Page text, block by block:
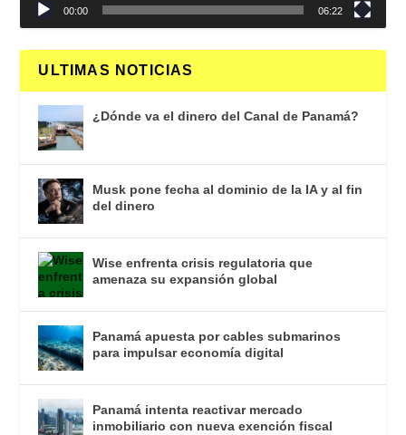
00:00 06:22
ULTIMAS NOTICIAS
¿Dónde va el dinero del Canal de Panamá?
Musk pone fecha al dominio de la IA y al fin
del dinero
Wise enfrenta crisis regulatoria que
amenaza su expansión global
Panamá apuesta por cables submarinos
para impulsar economía digital
Panamá intenta reactivar mercado
inmobiliario con nueva exención fiscal